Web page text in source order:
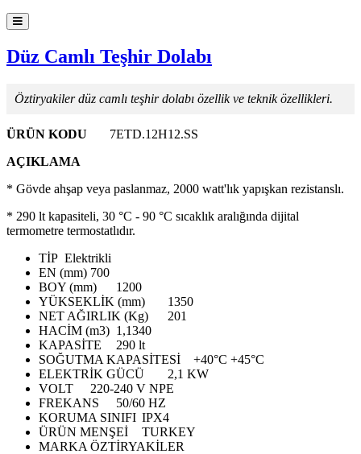
Düz Camlı Teşhir Dolabı
Öztiryakiler düz camlı teşhir dolabı özellik ve teknik özellikleri.
ÜRÜN KODU
7ETD.12H12.SS
AÇIKLAMA
* Gövde ahşap veya paslanmaz, 2000 watt'lık yapışkan rezistanslı.
* 290 lt kapasiteli, 30 °C - 90 °C sıcaklık aralığında dijital
termometre termostatlıdır.
TİP Elektrikli
EN (mm) 700
BOY (mm)
1200
YÜKSEKLİK (mm)
1350
NET AĞIRLIK (Kg)
201
HACİM (m3) 1,1340
KAPASİTE
290 lt
SOĞUTMA KAPASİTESİ
+40°C +45°C
ELEKTRİK GÜCÜ
2,1 KW
VOLT
220-240 V NPE
FREKANS
50/60 HZ
KORUMA SINIFI IPX4
ÜRÜN MENŞEİ
TURKEY
MARKA ÖZTİRYAKİLER